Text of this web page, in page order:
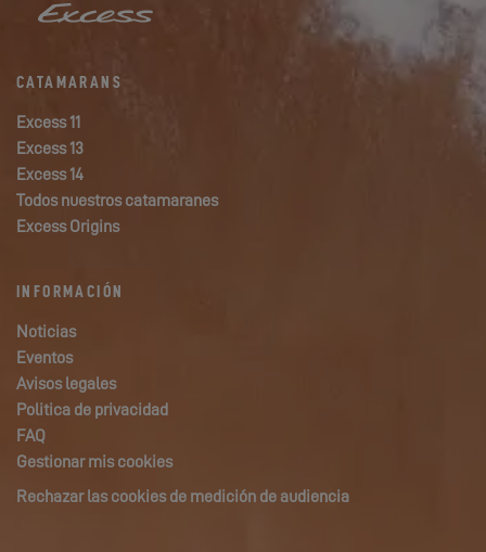
CATAMARANS
Excess 11
Excess 13
Excess 14
Todos nuestros catamaranes
Excess Origins
INFORMACIÓN
Noticias
Eventos
Avisos legales
Politica de privacidad
FAQ
Gestionar mis cookies
Rechazar las cookies de medición de audiencia